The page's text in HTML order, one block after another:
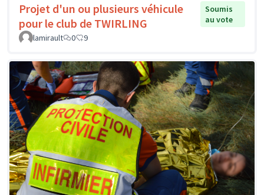
Projet d'un ou plusieurs véhicule
pour le club de TWIRLING
Soumis
au vote
lamirault
0 9